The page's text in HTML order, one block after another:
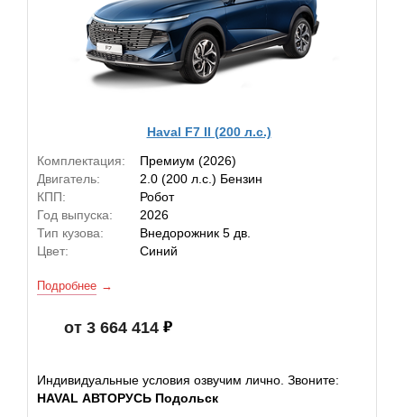
Haval F7 II (200 л.с.)
Комплектация:
Премиум (2026)
Двигатель:
2.0 (200 л.с.) Бензин
КПП:
Робот
Год выпуска:
2026
Тип кузова:
Внедорожник 5 дв.
Цвет:
Синий
Подробнее
от 3 664 414
Индивидуальные условия озвучим лично. Звоните:
HAVAL АВТОРУСЬ Подольск